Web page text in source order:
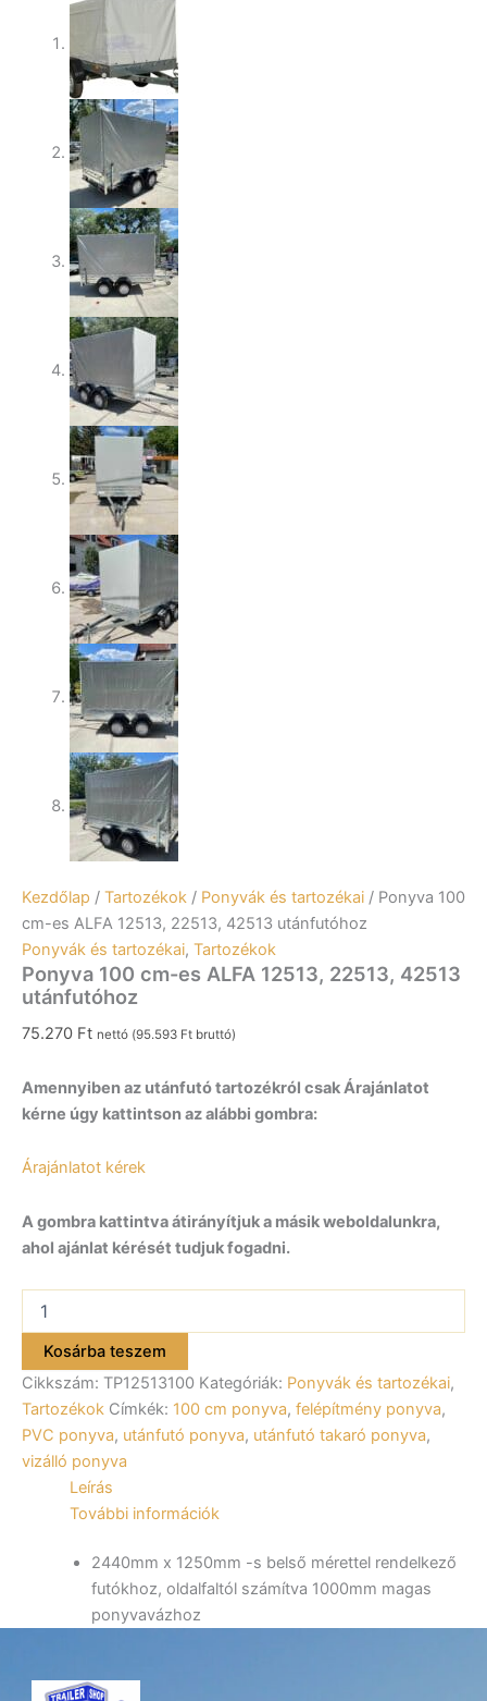
Kezdőlap / Tartozékok / Ponyvák és tartozékai / Ponyva 100
cm-es ALFA 12513, 22513, 42513 utánfutóhoz
Ponyvák és tartozékai, Tartozékok
Ponyva 100 cm-es ALFA 12513, 22513, 42513
utánfutóhoz
75.270 Ft nettó (95.593 Ft bruttó)
Amennyiben az utánfutó tartozékról csak Árajánlatot
kérne úgy kattintson az alábbi gombra:
Árajánlatot kérek
A gombra kattintva átirányítjuk a másik weboldalunkra,
ahol ajánlat kérését tudjuk fogadni.
100
cm-
ALFA
12513,
22513,
42513
utánfutóhoz
mennyiség
Kosárba teszem
Cikkszám: TP12513100 Kategóriák: Ponyvák és tartozékai,
Tartozékok Címkék: 100 cm ponyva, felépítmény ponyva,
PVC ponyva, utánfutó ponyva, utánfutó takaró ponyva,
vizálló ponyva
Leírás
További információk
2440mm x 1250mm -s belső mérettel rendelkező
futókhoz, oldalfaltól számítva 1000mm magas
ponyvavázhoz